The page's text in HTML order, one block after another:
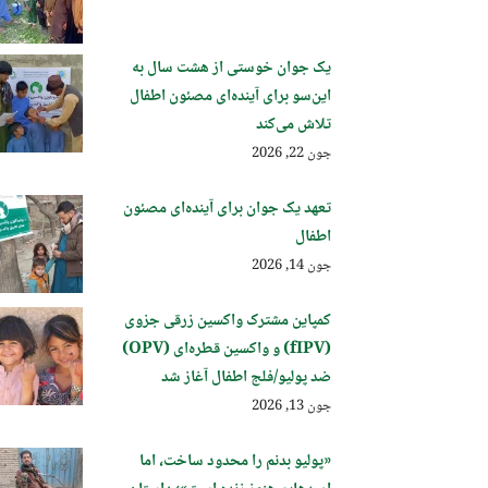
یک جوان خوستی از هشت سال به
این‌سو برای آینده‌ای مصئون اطفال
تلاش می‌کند
جون 22, 2026
تعهد یک جوان برای آینده‌ای مصئون
اطفال
جون 14, 2026
کمپاین مشترک واکسین زرقی جزوی
(fIPV) و واکسین قطره‌ای (OPV)
ضد پولیو/فلج اطفال آغاز شد
جون 13, 2026
«پولیو بدنم را محدود ساخت، اما